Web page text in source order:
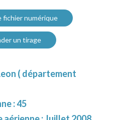
fichier numérique
un tirage
( département
: 45